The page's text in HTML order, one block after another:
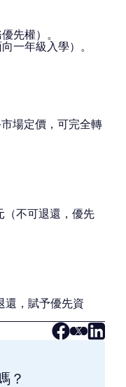
先權）。
一年級入學）。
場定價，可完全轉
（不可退還，優先
還，賦予優先資
？